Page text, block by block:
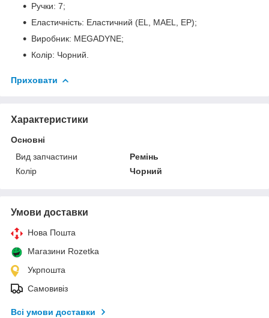
Ручки: 7;
Еластичність: Еластичний (EL, MAEL, EP);
Виробник: MEGADYNE;
Колір: Чорний.
Приховати
Характеристики
Основні
Вид запчастини
Ремінь
Колір
Чорний
Умови доставки
Нова Пошта
Магазини Rozetka
Укрпошта
Самовивіз
Всі умови доставки